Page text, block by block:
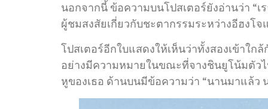
นอกจากนี้ ข้อความบนโปสเตอร์ยังอ่านว่า “
ผู้ชมสงสัยเกี่ยวกับชะตากรรมระหว่างอีฮงโจ
โปสเตอร์อีกใบแสดงให้เห็นว่าทั้งสองเข้าใ
อย่างมีความหมายในขณะที่จางชินยูโน้มตัวไ
หูของเธอ ด้านบนมีข้อความว่า “นานมาแล้ว